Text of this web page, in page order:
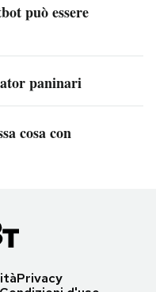
può essere
paninari
cosa con
Privacy